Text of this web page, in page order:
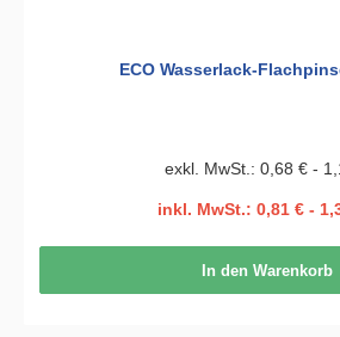
ECO Wasserlack-
exkl. MwSt.: 0,68 € -
inkl. MwSt.: 0,81 € -
In den Warenkorb